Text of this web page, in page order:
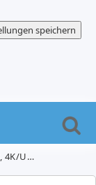
speichern
für 449€